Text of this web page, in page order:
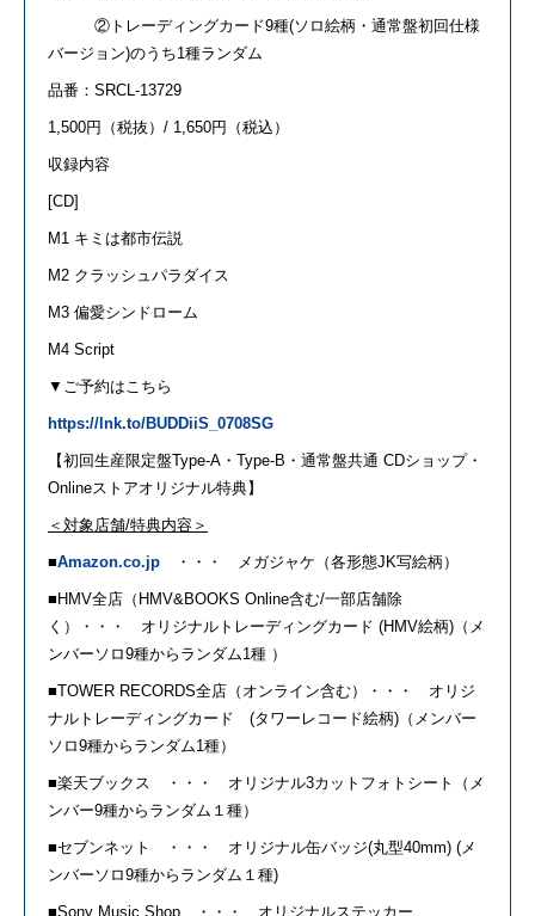
②トレーディングカード9種(ソロ絵柄・通常盤初回仕様
バージョン)のうち1種ランダム
品番：SRCL-13729
1,500円（税抜）/ 1,650円（税込）
収録内容
[CD]
M1 キミは都市伝説
M2 クラッシュパラダイス
M3 偏愛シンドローム
M4 Script
▼ご予約はこちら
https://lnk.to/BUDDiiS_0708SG
【初回生産限定盤Type-A ・ Type-B ・通常盤共通 CDショップ・
Onlineストアオリジナル特典】
＜対象店舗/特典内容＞
■Amazon.co.jp ・・・ メガジャケ（各形態JK写絵柄）
■ HMV全店（ HMV&BOOKS Online含む/一部店舗除
く）・・・ オリジナルトレーディングカード (HMV絵柄) （メ
ンバーソロ9種からランダム1種 ）
■TOWER RECORDS全店（オンライン含む）・・・ オリジ
ナルトレーディングカード (タワーレコード絵柄) （メンバー
ソロ9種からランダム1種）
■楽天ブックス ・・・ オリジナル3カットフォトシート（メ
ンバー9種からランダム１種）
■セブンネット ・・・ オリジナル缶バッジ(丸型40mm) (メ
ンバーソロ9種からランダム１種)
■Sony Music Shop ・・・ オリジナルステッカー